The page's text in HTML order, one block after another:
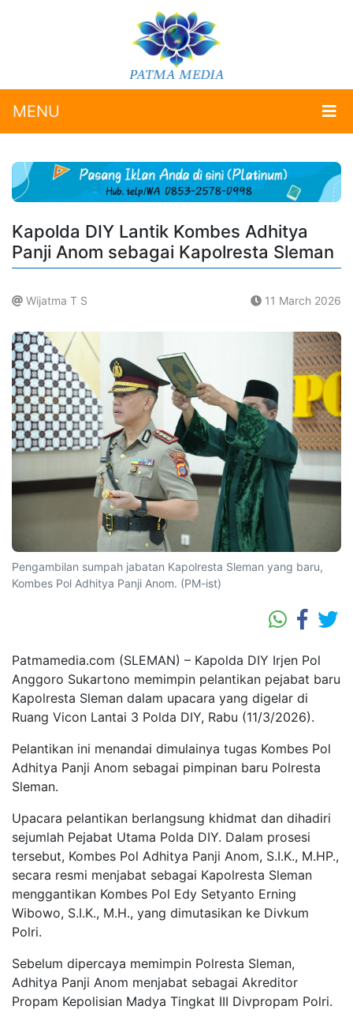
MENU
Kapolda DIY Lantik Kombes Adhitya
Panji Anom sebagai Kapolresta Sleman
Wijatma T S 11 March 2026
Pengambilan sumpah jabatan Kapolresta Sleman yang baru,
Kombes Pol Adhitya Panji Anom. (PM-ist)
Patmamedia.com (SLEMAN) – Kapolda DIY Irjen Pol
Anggoro Sukartono memimpin pelantikan pejabat baru
Kapolresta Sleman dalam upacara yang digelar di
Ruang Vicon Lantai 3 Polda DIY, Rabu (11/3/2026).
Pelantikan ini menandai dimulainya tugas Kombes Pol
Adhitya Panji Anom sebagai pimpinan baru Polresta
Sleman.
Upacara pelantikan berlangsung khidmat dan dihadiri
sejumlah Pejabat Utama Polda DIY. Dalam prosesi
tersebut, Kombes Pol Adhitya Panji Anom, S.I.K., M.HP.,
secara resmi menjabat sebagai Kapolresta Sleman
menggantikan Kombes Pol Edy Setyanto Erning
Wibowo, S.I.K., M.H., yang dimutasikan ke Divkum
Polri.
Sebelum dipercaya memimpin Polresta Sleman,
Adhitya Panji Anom menjabat sebagai Akreditor
Propam Kepolisian Madya Tingkat III Divpropam Polri.